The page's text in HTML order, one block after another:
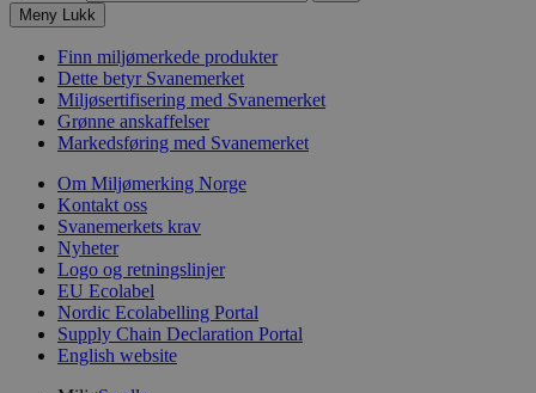
Meny Lukk
Finn miljømerkede produkter
Dette betyr Svanemerket
Miljøsertifisering med Svanemerket
Grønne anskaffelser
Markedsføring med Svanemerket
Om Miljømerking Norge
Kontakt oss
Svanemerkets krav
Nyheter
Logo og retningslinjer
EU Ecolabel
Nordic Ecolabelling Portal
Supply Chain Declaration Portal
English website